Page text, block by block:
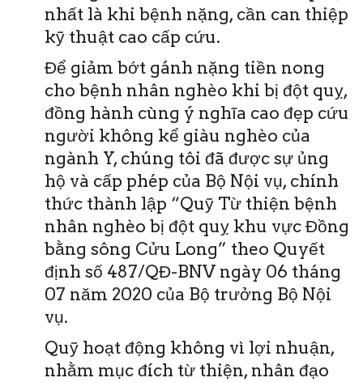
nhất là khi bệnh nặng, cần can thiệp
kỹ thuật cao cấp cứu.
Để giảm bớt gánh nặng tiền nong
cho bệnh nhân nghèo khi bị đột quỵ,
đồng hành cùng ý nghĩa cao đẹp cứu
người không kể giàu nghèo của
ngành Y, chúng tôi đã được sự ủng
hộ và cấp phép của Bộ Nội vụ, chính
thức thành lập “Quỹ Từ thiện bệnh
nhân nghèo bị đột quỵ khu vực Đồng
bằng sông Cửu Long” theo Quyết
định số 487/QĐ-BNV ngày 06 tháng
07 năm 2020 của Bộ trưởng Bộ Nội
vụ.
Quỹ hoạt động không vì lợi nhuận,
nhằm mục đích từ thiện, nhân đạo